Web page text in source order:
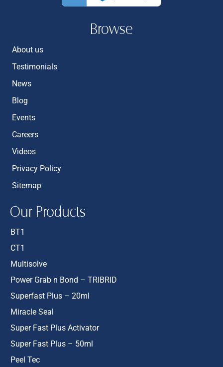
Browse
About us
Testimonials
News
Blog
Events
Careers
Videos
Privacy Policy
Sitemap
Our Products
BT1
CT1
Multisolve
Power Grab n Bond – TRIBRID
Superfast Plus – 20ml
Miracle Seal
Super Fast Plus Activator
Super Fast Plus – 50ml
Peel Tec